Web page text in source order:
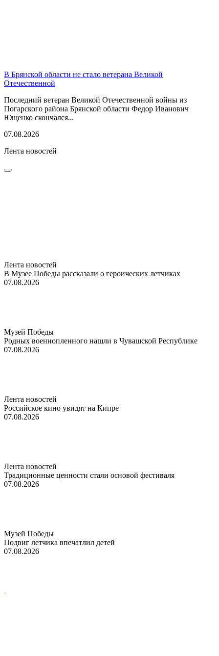
В Брянской области не стало ветерана Великой
Отечественной
Последний ветеран Великой Отечественной войны из
Погарского района Брянской области Федор Иванович
Ющенко скончался...
07.08.2026
Лента новостей
Лента новостей
В Музее Победы рассказали о героических летчиках
07.08.2026
Музей Победы
Родных военнопленного нашли в Чувашской Республике
07.08.2026
Лента новостей
Российское кино увидят на Кипре
07.08.2026
Лента новостей
Традиционные ценности стали основой фестиваля
07.08.2026
Музей Победы
Подвиг летчика впечатлил детей
07.08.2026